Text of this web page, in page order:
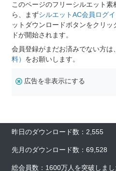
このページのフリーシルエット素
ら、まずシルエットAC会員ログ
ットダウンロードボタンをクリ
ドが開始されます。
会員登録がまだお済みでない方は、
料） をお願いします。
広告を非表示にする
昨日のダウンロード数：2,555
先月のダウンロード数：69,528
総会員数：1600万人を突破しまし